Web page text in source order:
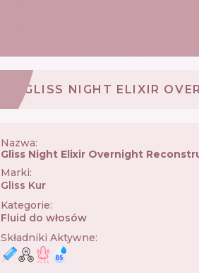
GLISS NIGHT ELIXIR
Nazwa:
Gliss Night Elixir Overnight
Marki:
Gliss Kur
Kategorie:
Fluid do włosów
Składniki Aktywne: